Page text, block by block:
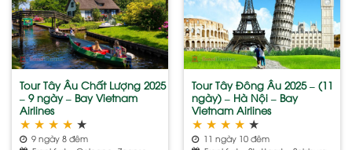
Add
to
wishlist
Tour Tây Âu Chất Lượng 2025
– 9 ngày – Bay Vietnam
Airlines
★ ★ ★ ★ ★
9 ngày 8 đêm
Add
to
wishlist
Tour Tây Đông Âu 2025 – (11
ngày) – Hà Nội – Bay
Vietnam Airlines
★ ★ ★ ★ ★
11 ngày 10 đêm